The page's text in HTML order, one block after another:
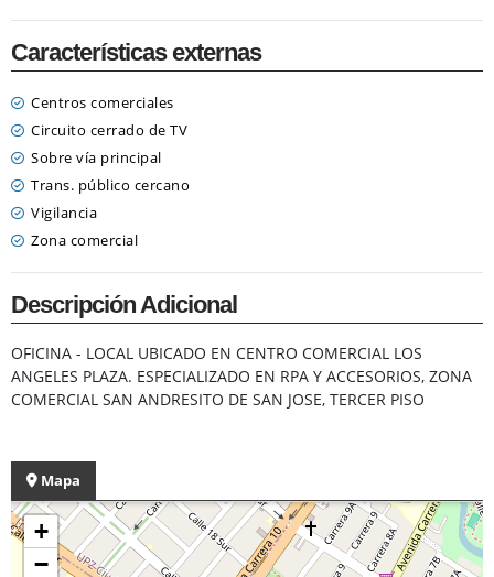
Características externas
Centros comerciales
Circuito cerrado de TV
Sobre vía principal
Trans. público cercano
Vigilancia
Zona comercial
Descripción Adicional
OFICINA - LOCAL UBICADO EN CENTRO COMERCIAL LOS
ANGELES PLAZA. ESPECIALIZADO EN RPA Y ACCESORIOS, ZONA
COMERCIAL SAN ANDRESITO DE SAN JOSE, TERCER PISO
Mapa
+
−